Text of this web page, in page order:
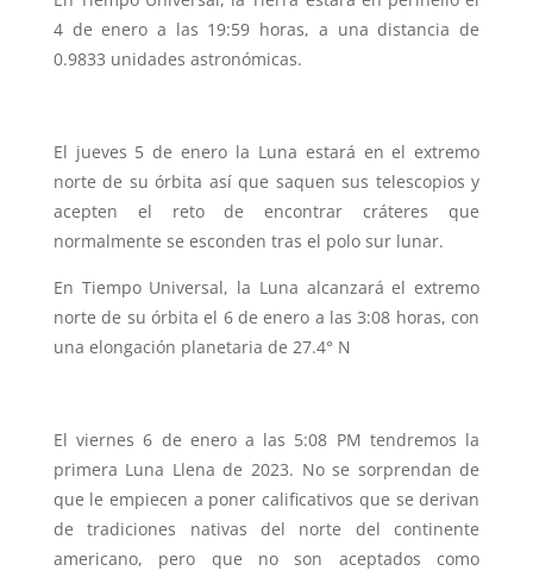
4 de enero a las 19:59 horas, a una distancia de
0.9833 unidades astronómicas.
El jueves 5 de enero la Luna estará en el extremo
norte de su órbita así que saquen sus telescopios y
acepten el reto de encontrar cráteres que
normalmente se esconden tras el polo sur lunar.
En Tiempo Universal, la Luna alcanzará el extremo
norte de su órbita el 6 de enero a las 3:08 horas, con
una elongación planetaria de 27.4° N
El viernes 6 de enero a las 5:08 PM tendremos la
primera Luna Llena de 2023. No se sorprendan de
que le empiecen a poner calificativos que se derivan
de tradiciones nativas del norte del continente
americano, pero que no son aceptados como